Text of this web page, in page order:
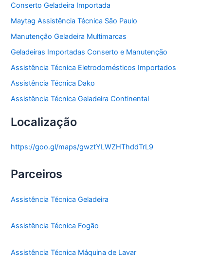
Conserto Geladeira Importada
Maytag Assistência Técnica São Paulo
Manutenção Geladeira Multimarcas
Geladeiras Importadas Conserto e Manutenção
Assistência Técnica Eletrodomésticos Importados
Assistência Técnica Dako
Assistência Técnica Geladeira Continental
Localização
https://goo.gl/maps/gwztYLWZHThddTrL9
Parceiros
Assistência Técnica Geladeira
Assistência Técnica Fogão
Assistência Técnica Máquina de Lavar